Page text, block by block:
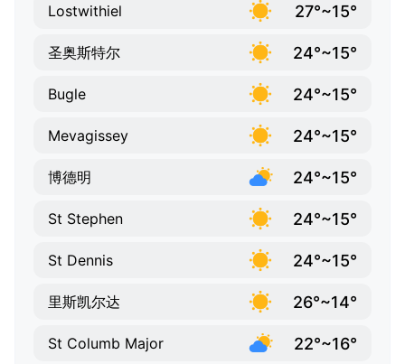
Lostwithiel 27°~15°
圣奥斯特尔 24°~15°
Bugle 24°~15°
Mevagissey 24°~15°
博德明 24°~15°
St Stephen 24°~15°
St Dennis 24°~15°
里斯凯尔达 26°~14°
St Columb Major 22°~16°